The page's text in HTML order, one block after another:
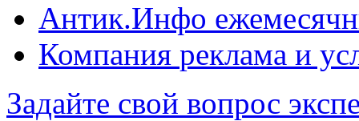
Антик.Инфо
Компания реклама и
Задайте свой вопрос